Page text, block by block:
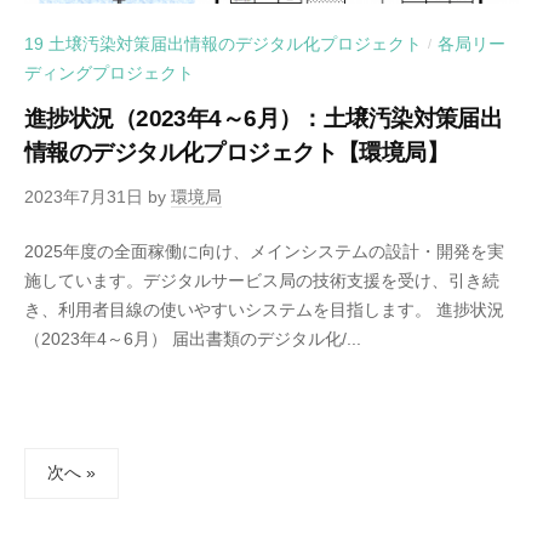
19 土壌汚染対策届出情報のデジタル化プロジェクト / 各局リー
ディングプロジェクト
進捗状況（2023年4～6月）：土壌汚染対策届出
情報のデジタル化プロジェクト【環境局】
2023年7月31日 by 環境局
2025年度の全面稼働に向け、メインシステムの設計・開発を実
施しています。デジタルサービス局の技術支援を受け、引き続
き、利用者目線の使いやすいシステムを目指します。 進捗状況
（2023年4～6月） 届出書類のデジタル化/...
次へ »